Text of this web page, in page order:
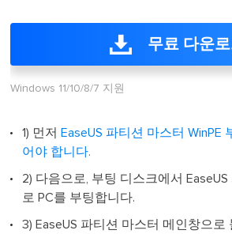
무료 다운
Windows 11/10/8/7 지원
1) 먼저 EaseUS 파티션 마스터 WinPE
어야 합니다.
2) 다음으로, 부팅 디스크에서
로 PC를 부팅합니다.
3) EaseUS 파티션 마스터 메인창으로